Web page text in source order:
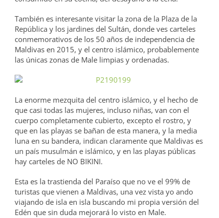
También es interesante visitar la zona de la Plaza de la
República y los jardines del Sultán, donde ves carteles
conmemorativos de los 50 años de independencia de
Maldivas en 2015, y el centro islámico, probablemente
las únicas zonas de Male limpias y ordenadas.
La enorme mezquita del centro islámico, y el hecho de
que casi todas las mujeres, incluso niñas, van con el
cuerpo completamente cubierto, excepto el rostro, y
que en las playas se bañan de esta manera, y la media
luna en su bandera, indican claramente que Maldivas es
un país musulmán e islámico, y en las playas públicas
hay carteles de NO BIKINI.
Esta es la trastienda del Paraíso que no ve el 99% de
turistas que vienen a Maldivas, una vez vista yo ando
viajando de isla en isla buscando mi propia versión del
Edén que sin duda mejorará lo visto en Male.